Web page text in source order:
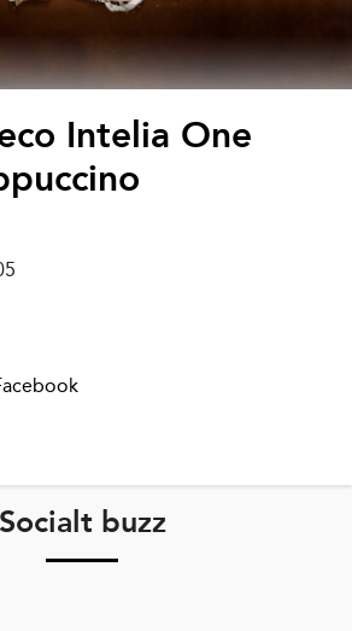
Intelia One
Socialt buzz